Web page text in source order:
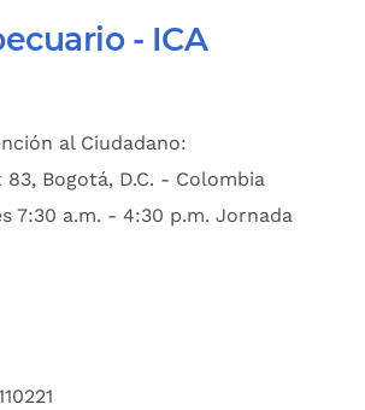
- ICA
al Ciudadano:
Bogotá, D.C. - Colombia
7:30 a.m. - 4:30 p.m. Jornada